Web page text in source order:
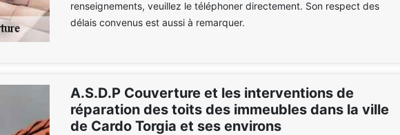
renseignements, veuillez le téléphoner directement. Son respect des
délais convenus est aussi à remarquer.
A.S.D.P Couverture et les interventions de
réparation des toits des immeubles dans la ville
de Cardo Torgia et ses environs